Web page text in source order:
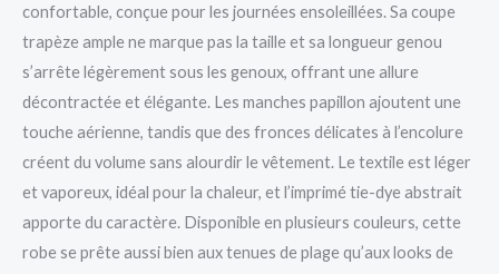
confortable, conçue pour les journées ensoleillées. Sa coupe
trapèze ample ne marque pas la taille et sa longueur genou
s’arrête légèrement sous les genoux, offrant une allure
décontractée et élégante. Les manches papillon ajoutent une
touche aérienne, tandis que des fronces délicates à l’encolure
créent du volume sans alourdir le vêtement. Le textile est léger
et vaporeux, idéal pour la chaleur, et l’imprimé tie-dye abstrait
apporte du caractère. Disponible en plusieurs couleurs, cette
robe se prête aussi bien aux tenues de plage qu’aux looks de